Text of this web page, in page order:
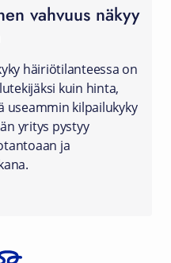
vahvuus näkyy
häiriötilanteessa on
kuin hinta,
useammin kilpailukyky
yritys pystyy
ja